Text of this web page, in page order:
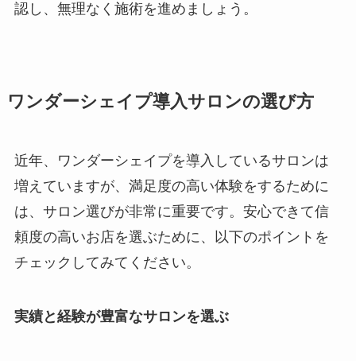
認し、無理なく施術を進めましょう。
ワンダーシェイプ導入サロンの選び方
近年、ワンダーシェイプを導入しているサロンは
増えていますが、満足度の高い体験をするために
は、サロン選びが非常に重要です。安心できて信
頼度の高いお店を選ぶために、以下のポイントを
チェックしてみてください。
実績と経験が豊富なサロンを選ぶ